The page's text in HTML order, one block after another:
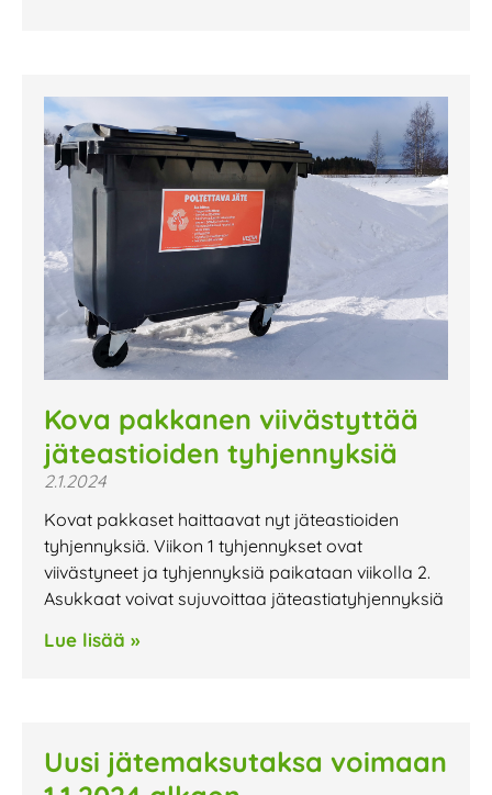
Kova pakkanen viivästyttää
jäteastioiden tyhjennyksiä
2.1.2024
Kovat pakkaset haittaavat nyt jäteastioiden
tyhjennyksiä. Viikon 1 tyhjennykset ovat
viivästyneet ja tyhjennyksiä paikataan viikolla 2.
Asukkaat voivat sujuvoittaa jäteastiatyhjennyksiä
Lue lisää »
Uusi jätemaksutaksa voimaan